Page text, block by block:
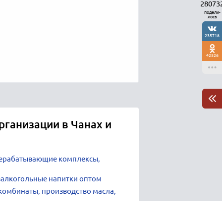
в Чанах и
комплексы,
напитки оптом
производство масла,
подели-
лось
235718
42526